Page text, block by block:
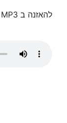
להאזנה ב MP3